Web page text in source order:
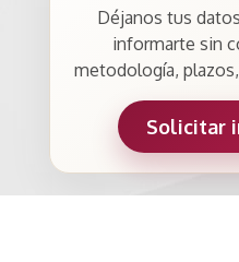
Déjanos tus
informarte sin
metodología,
Solicitar